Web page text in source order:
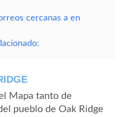
cercanas a en
Mapa tanto de
pueblo de Oak Ridge